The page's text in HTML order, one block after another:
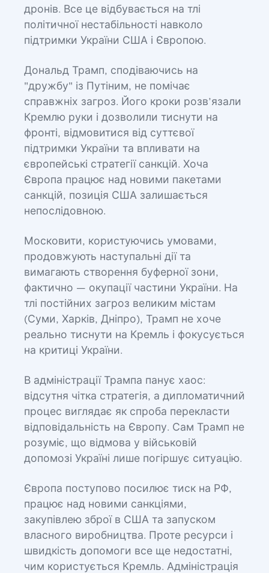
дронів. Все це відбувається на тлі
політичної нестабільності навколо
підтримки України США і Європою.
Дональд Трамп, сподіваючись на
"дружбу" із Путіним, не помічає
справжніх загроз. Його кроки розв’язали
Кремлю руки і дозволили тиснути на
фронті, відмовитися від суттєвої
підтримки України та впливати на
європейські стратегії санкцій. Хоча
Європа працює над новими пакетами
санкцій, позиція США залишається
непослідовною.
Московити, користуючись умовами,
продовжують наступальні дії та
вимагають створення буферної зони,
фактично — окупації частини України. На
тлі постійних загроз великим містам
(Суми, Харків, Дніпро), Трамп не хоче
реально тиснути на Кремль і фокусується
на критиці України.
В адміністрації Трампа панує хаос:
відсутня чітка стратегія, а дипломатичний
процес виглядає як спроба перекласти
відповідальність на Європу. Сам Трамп не
розуміє, що відмова у військовій
допомозі Україні лише погіршує ситуацію.
Європа поступово посилює тиск на РФ,
працює над новими санкціями,
закупівлею зброї в США та запуском
власного виробництва. Проте ресурси і
швидкість допомоги все ще недостатні,
чим користується Кремль. Адміністрація